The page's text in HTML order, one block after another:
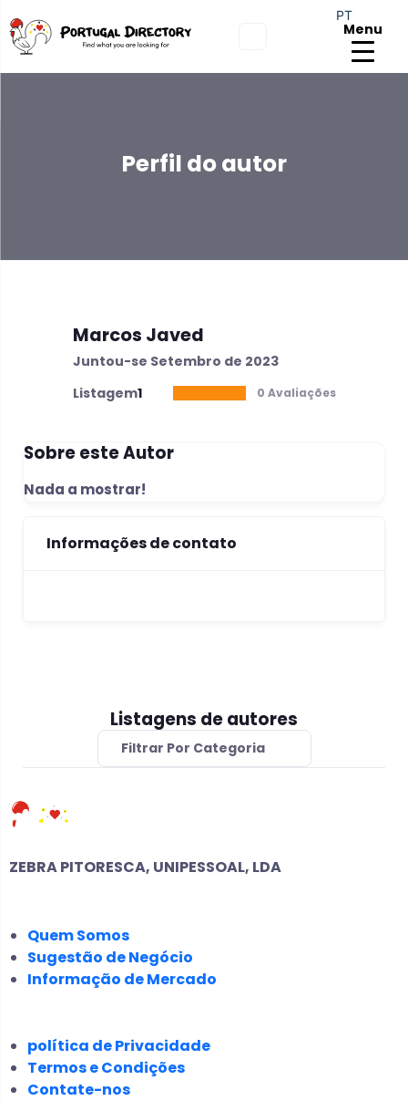
Menu
Perfil do autor
Marcos Javed
Juntou-se Setembro de 2023
Listagem1 0 Avaliações
Sobre este Autor
Nada a mostrar!
Informações de contato
Listagens de autores
Filtrar Por Categoria
ZEBRA PITORESCA, UNIPESSOAL, LDA
Quem Somos
Sugestão de Negócio
Informação de Mercado
política de Privacidade
Termos e Condições
Contate-nos
PT